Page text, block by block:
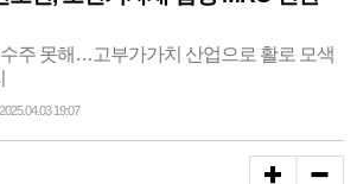
주 못해…고부가가치 산업으로 활로 모색
19:07